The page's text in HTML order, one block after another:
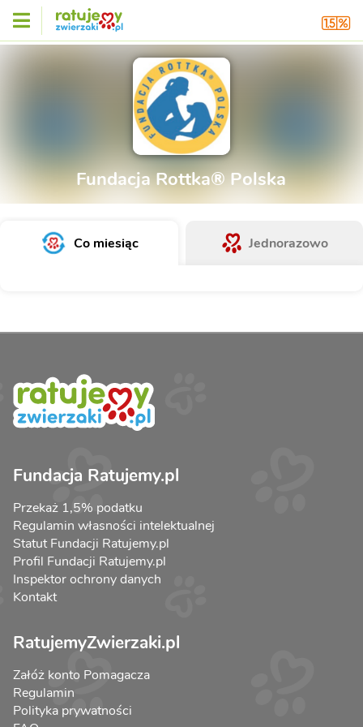
Fundacja Rottka® Polska
Co miesiąc Jednorazowo
Fundacja Ratujemy.pl
Przekaż 1,5% podatku
Regulamin własności intelektualnej
Statut Fundacji Ratujemy.pl
Profil Fundacji Ratujemy.pl
Inspektor ochrony danych
Kontakt
RatujemyZwierzaki.pl
Załóż konto Pomagacza
Regulamin
Polityka prywatności